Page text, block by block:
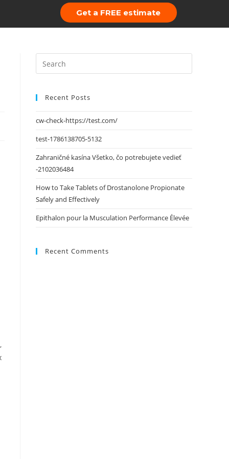
Get a FREE estimate
Recent Posts
cw-check-https://test.com/
test-1786138705-5132
Zahraničné kasína Všetko, čo potrebujete vedieť
-2102036484
How to Take Tablets of Drostanolone Propionate
Safely and Effectively
Epithalon pour la Musculation Performance Élevée
Recent Comments